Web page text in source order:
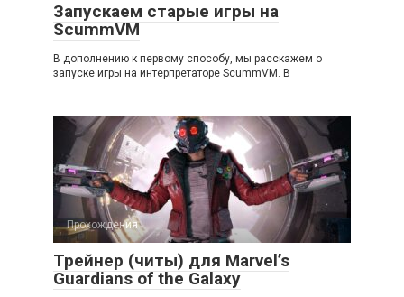
Запускаем старые игры на
ScummVM
В дополнению к первому способу, мы расскажем о
запуске игры на интерпретаторе ScummVM. В
Прохождения
Трейнер (читы) для Marvel’s
Guardians of the Galaxy